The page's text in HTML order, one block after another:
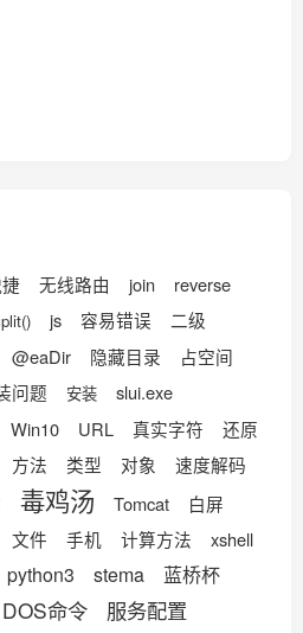
无线路由 join
reverse
js 容易错误
二级
@eaDir 隐藏目录
占空间
问题 安装
slui.exe
Win10 URL 真实字符
还原
方法 类型 对象
速度解码
毒鸡汤 Tomcat
白屏
文件 手机 计算方法 xshell
python3 stema
蓝桥杯
DOS命令 服务配置